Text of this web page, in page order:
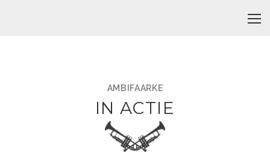
AMBIFAARKE
IN ACTIE